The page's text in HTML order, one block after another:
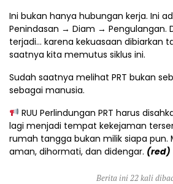
Ini bukan hanya hubungan kerja. Ini
Penindasan → Diam → Pengulangan.
terjadi… karena kekuasaan dibiarkan
saatnya kita memutus siklus ini.
Sudah saatnya melihat PRT bukan
sebagai manusia.
RUU Perlindungan PRT harus
lagi menjadi tempat kekejaman
rumah tangga bukan milik siapa pun.
aman, dihormati, dan didengar. (red)
Berita ini 22 kali